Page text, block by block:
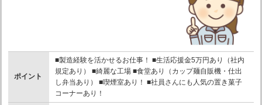
ポイント
■製造経験を活かせるお仕事！ ■生活応援金5万円あり（社内
規定あり） ■綺麗な工場 ■食堂あり（カップ麺自販機・仕出
し弁当あり） ■喫煙室あり！ ■社員さんにも人気の置き菓子
コーナーあり！